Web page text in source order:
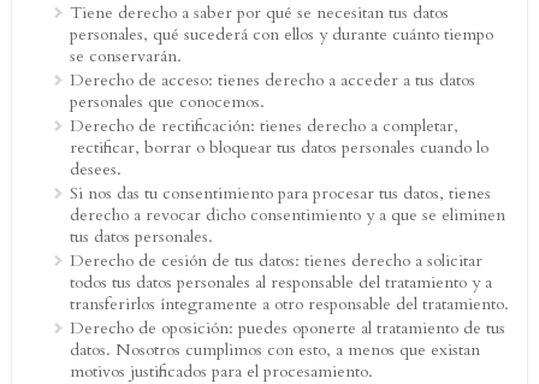
Tiene derecho a saber por qué se necesitan tus datos
personales, qué sucederá con ellos y durante cuánto tiempo
se conservarán.
Derecho de acceso: tienes derecho a acceder a tus datos
personales que conocemos.
Derecho de rectificación: tienes derecho a completar,
rectificar, borrar o bloquear tus datos personales cuando lo
desees.
Si nos das tu consentimiento para procesar tus datos, tienes
derecho a revocar dicho consentimiento y a que se eliminen
tus datos personales.
Derecho de cesión de tus datos: tienes derecho a solicitar
todos tus datos personales al responsable del tratamiento y a
transferirlos íntegramente a otro responsable del tratamiento.
Derecho de oposición: puedes oponerte al tratamiento de tus
datos. Nosotros cumplimos con esto, a menos que existan
motivos justificados para el procesamiento.